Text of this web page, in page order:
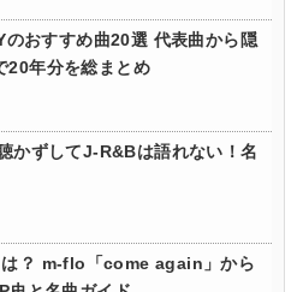
のおすすめ曲20選 代表曲から隠
20年分を総まとめ
かずしてJ-R&Bは語れない！名
は？ m-flo「come again」から